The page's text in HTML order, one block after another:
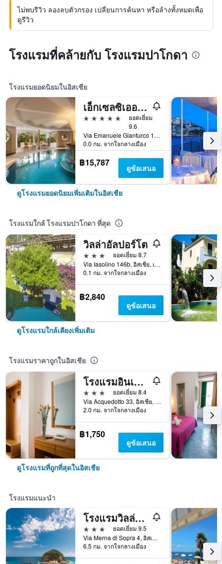
ไม่พบรีวิว ลองลบตัวกรอง เปลี่ยนการค้นหา หรือล้างทั้งหมดเพื่อ
ดูรีวิว
โรงแรมที่คล้ายกับ โรงแรมปาโกดา
โรงแรมยอดนิยมในอิสเชีย
เอ็กเซลซิเออร์ เบลเวเดเร โฮเทลแอนด์สปา
5 ดาว
ยอดเยี่ยม
9.6
Via Emanuele Gianturco 19, อิสเชีย, เนเปิลส์, อิตาลี
0.0 กม. จากใจกลางเมือง
฿15,787 ดูข้อเสนอ
ดูโรงแรมยอดนิยมเพิ่มเติมในอิสเชีย
โรงแรมใกล้ โรงแรมปาโกดา ที่สุด
วิลล่าอัลปอร์โต
3 ดาว
ยอดเยี่ยม 8.7
Via Iasolino 146b, อิสเชีย, เนเปิลส์, อิตาลี
0.1 กม. จากใจกลางเมือง
฿2,840
ดูข้อเสนอ
ดูโรงแรมใกล้เคียงเพิ่มเติม
โรงแรมราคาถูกในอิสเชีย
โรงแรมอินเตอร์นาซิโอนาเล
3 ดาว
ยอดเยี่ยม 8.4
Via Acquedotto 33, อิสเชีย, เนเปิลส์, อิตาลี
2.0 กม. จากใจกลางเมือง
฿1,750
ดูข้อเสนอ
ดูโรงแรมที่ถูกที่สุดในอิสเชีย
โรงแรมแนะนำ
โรงแรมวิลล่าซิเรนา
3 ดาว
ยอดเยี่ยม 9.5
Via Merna di Sopra 4, อิสเชีย, เนเปิลส์, อิตาลี
6.5 กม. จากใจกลางเมือง